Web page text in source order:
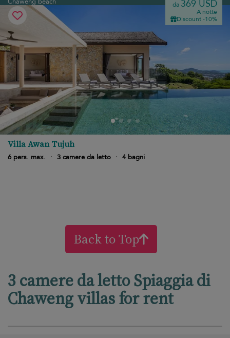
da 369 USD
A notte
Discount -10%
Villa Awan Tujuh
6 pers. max. · 3 camere da letto · 4 bagni
Back to Top
3 camere da letto Spiaggia di
Chaweng villas for rent